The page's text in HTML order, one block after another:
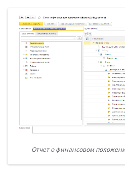
Отчет о финансовом